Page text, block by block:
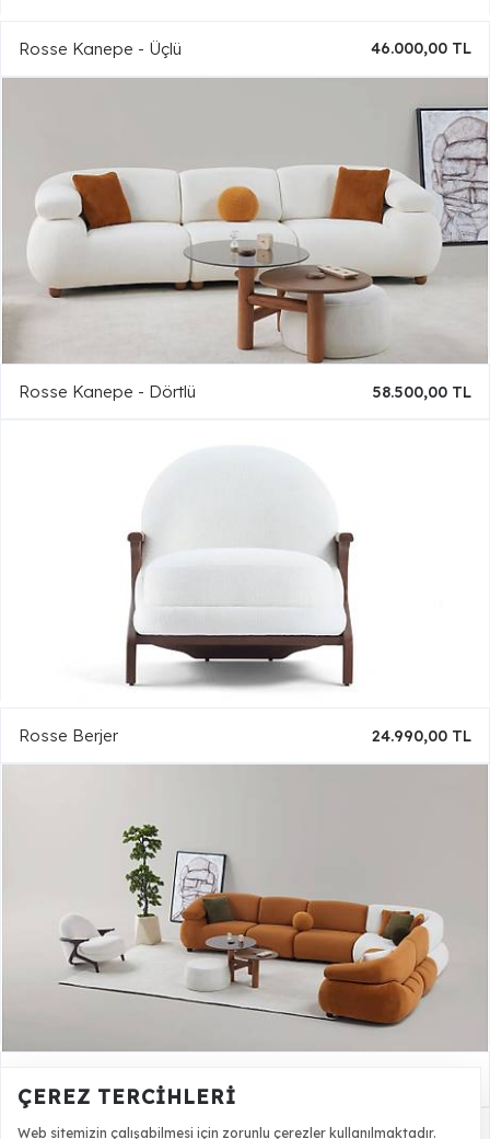
Rosse Kanepe - Üçlü 46.000,00 TL
Rosse Kanepe - Dörtlü 58.500,00 TL
Rosse Berjer 24.990,00 TL
ÇEREZ TERCIHLERI
Web sitemizin çalışabilmesi için zorunlu çerezler kullanılmaktadır.